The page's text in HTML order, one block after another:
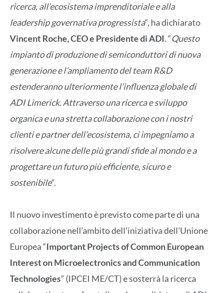
ricerca, all’ecosistema imprenditoriale e alla
leadership governativa progressista“, ha dichiarato
Vincent Roche, CEO e Presidente di ADI. “Questo
impianto di produzione di semiconduttori di nuova
generazione e l’ampliamento del team R&D
estenderanno ulteriormente l’influenza globale di
ADI Limerick. Attraverso una ricerca e sviluppo
organica e una stretta collaborazione con i nostri
clienti e partner dell’ecosistema, ci impegniamo a
risolvere alcune delle più grandi sfide al mondo e a
progettare un futuro più efficiente, sicuro e
sostenibile“.
Il nuovo investimento è previsto come parte di una
collaborazione nell’ambito dell’iniziativa dell’Unione
Europea “Important Projects of Common European
Interest on Microelectronics and Communication
Technologies” (IPCEI ME/CT) e sosterrà la ricerca